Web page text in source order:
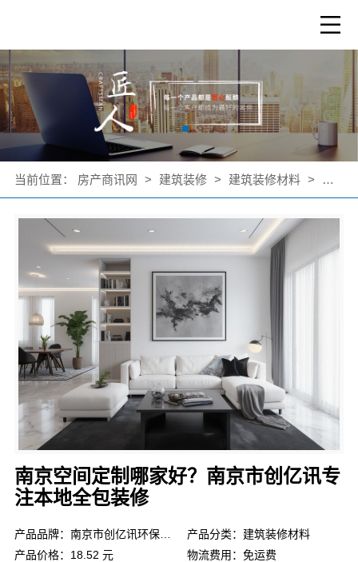
当前位置： 房产商讯网 > 建筑装修 > 建筑装修材料 > 公司
南京空间定制哪家好？南京市创亿讯专
注本地全包装修
产品品牌：南京市创亿讯环保新材料有限公司
产品分类：建筑装修材料
产品价格：18.52 元
物流费用：免运费